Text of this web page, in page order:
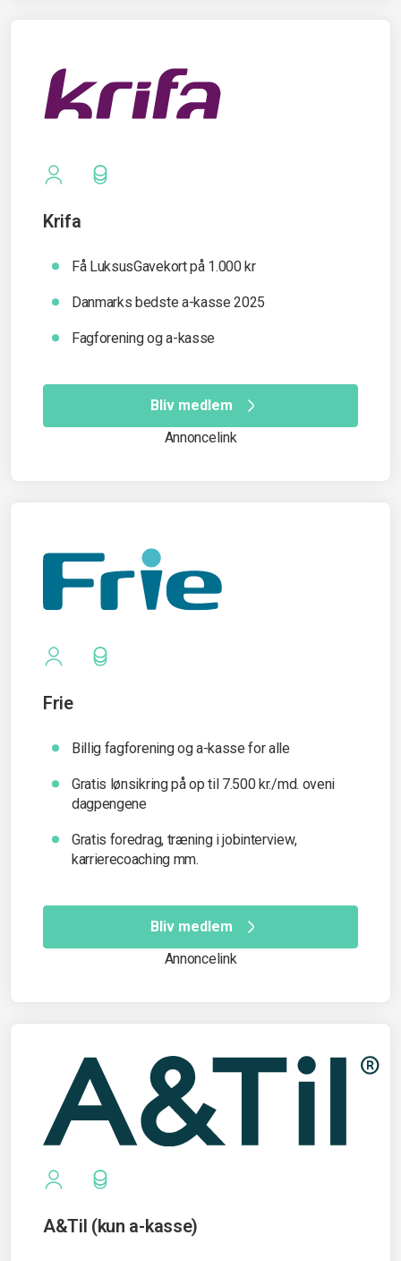
Krifa
Få LuksusGavekort på 1.000 kr
Danmarks bedste a-kasse 2025
Fagforening og a-kasse
Bliv medlem
Annoncelink
Frie
Billig fagforening og a-kasse for alle
Gratis lønsikring på op til 7.500 kr./md. oveni
dagpengene
Gratis foredrag, træning i jobinterview,
karrierecoaching mm.
Bliv medlem
Annoncelink
A&Til (kun a-kasse)